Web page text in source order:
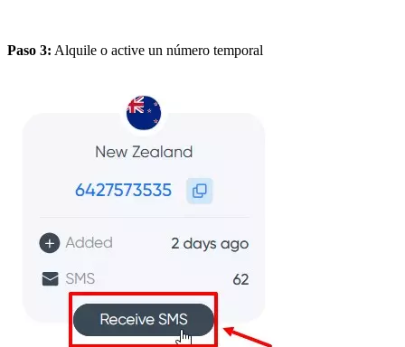
Paso 3: Alquile o active un número temporal